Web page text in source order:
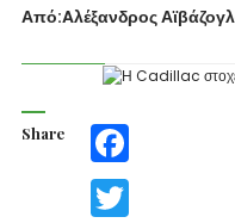
Από:Aλέξανδρος
Share Facebook
Twitter